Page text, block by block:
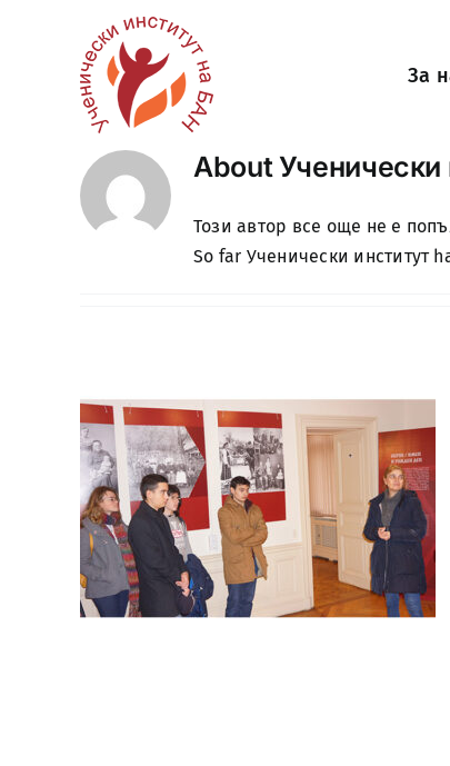
За
About Ученически
Този автор все още не е
So far Ученически институт